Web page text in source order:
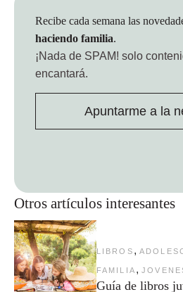
Otros artículos interesantes
LIBROS ,
FAMILIA ,
Guía de libros
Recibe cada semana las
haciendo familia.
¡Nada de SPAM! solo
encantará.
Apuntarme a la